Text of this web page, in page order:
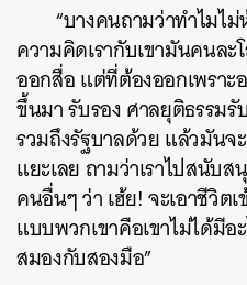
“บางคนถามว่าทำไมไม่
ความคิดเรากับเขามันคนล
ออกสื่อ แต่ที่ต้องออกเพราะ
ขึ้นมา รับรอง ศาลยุติธรรม
รวมถึงรัฐบาลด้วย แล้วมันจ
แยะเลย ถามว่าเราไปสนับ
คนอื่นๆ ว่า เฮ้ย! จะเอาชีวิต
แบบพวกเขาคือเขาไม่ได้มี
สมองกับสองมือ”